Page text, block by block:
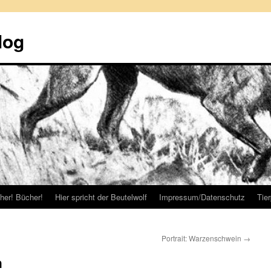
Bücher! Hier spricht der Beutelwolf Impressum/Datenschutz
Portrait: Warzenschwein →